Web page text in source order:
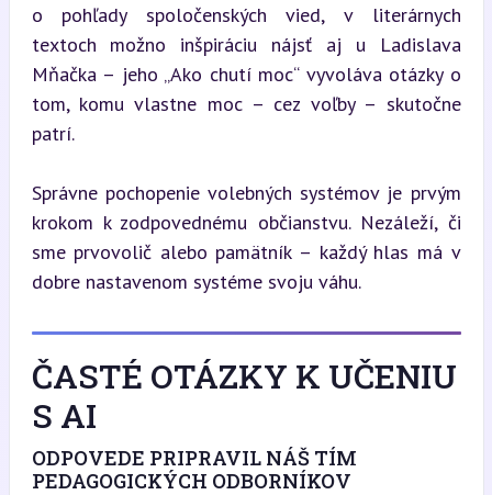
o pohľady spoločenských vied, v literárnych
textoch možno inšpiráciu nájsť aj u Ladislava
Mňačka – jeho „Ako chutí moc“ vyvoláva otázky o
tom, komu vlastne moc – cez voľby – skutočne
patrí.
Správne pochopenie volebných systémov je prvým
krokom k zodpovednému občianstvu. Nezáleží, či
sme prvovolič alebo pamätník – každý hlas má v
dobre nastavenom systéme svoju váhu.
ČASTÉ OTÁZKY K UČENIU
S AI
ODPOVEDE PRIPRAVIL NÁŠ TÍM
PEDAGOGICKÝCH ODBORNÍKOV